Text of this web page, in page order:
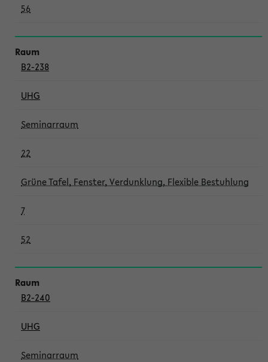
56
B2-238
UHG
Seminarraum
22
Grüne Tafel, Fenster, Verdunklung, Flexible Bestuhlung
7
52
B2-240
UHG
Seminarraum